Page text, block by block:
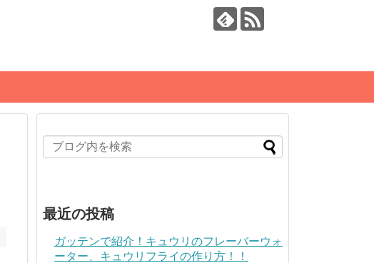
最近の投稿
ガッテンで紹介！キュウリのフレーバーウォ
ーター、キュウリフライの作り方！！